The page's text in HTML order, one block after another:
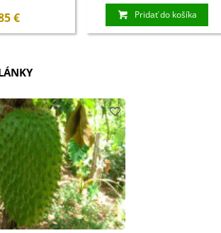
€ Pridať do košíka